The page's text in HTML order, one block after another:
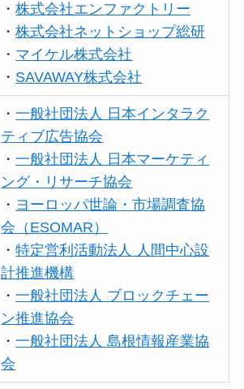
・株式会社エンファクトリー
・株式会社ネットショップ総研
・ マイケル株式会社
・ SAVAWAY株式会社
・一般社団法人 日本インタラク
ティブ広告協会
・一般社団法人 日本マーケティ
ング・リサーチ協会
・ ヨーロッパ世論・市場調査協
会（ESOMAR）
・特定営利活動法人 人間中心設
計推進機構
・一般社団法人 ブロックチェー
ン推進協会
・一般社団法人 島根情報産業協
会